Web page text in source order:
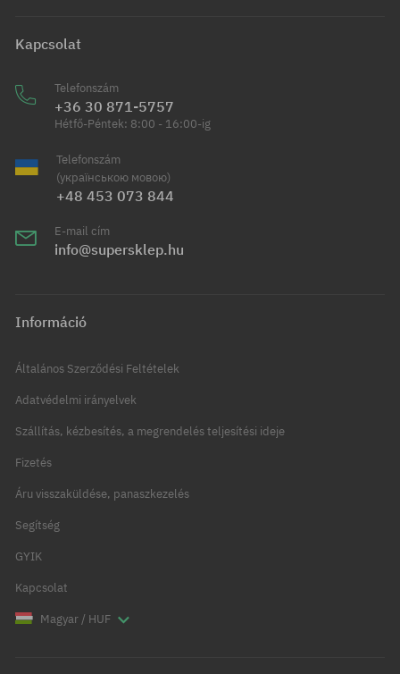
Kapcsolat
Telefonszám
+36 30 871-5757
Hétfő-Péntek: 8:00 - 16:00-ig
Telefonszám
(українською мовою)
+48 453 073 844
E-mail cím
info@supersklep.hu
Információ
Általános Szerződési Feltételek
Adatvédelmi irányelvek
Szállítás, kézbesítés, a megrendelés teljesítési ideje
Fizetés
Áru visszaküldése, panaszkezelés
Segítség
GYIK
Kapcsolat
Magyar / HUF